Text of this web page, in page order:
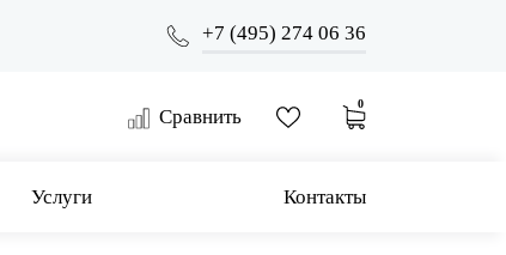
+7 (495) 274 06 36
Сравнить
0
Услуги Контакты